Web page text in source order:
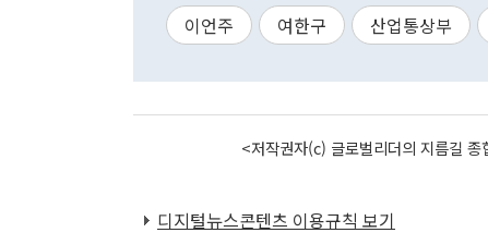
이언주 여한구 산업통상부
<저작권자(c) 글로벌리더의 지름길
디지털뉴스콘텐츠 이용규칙 보기